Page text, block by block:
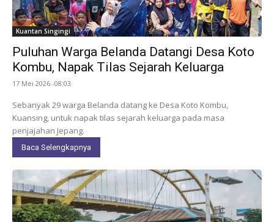
Kuantan Singingi
Puluhan Warga Belanda Datangi Desa Koto
Kombu, Napak Tilas Sejarah Keluarga
17 Mei 2026 -08:03
Sebanyak 29 warga Belanda datang ke Desa Koto Kombu,
Kuansing, untuk napak tilas sejarah keluarga pada masa
penjajahan Jepang.
Baca Selengkapnya